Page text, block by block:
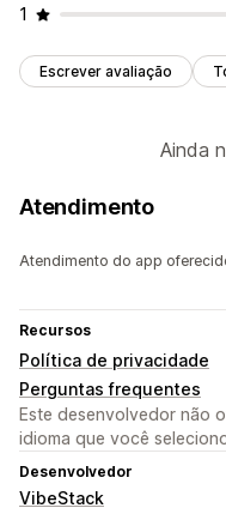
1
Escrever avaliação
Ainda
Atendimento
Atendimento do app
Recursos
Política de privacidade
Perguntas frequentes
Este desenvolvedor não
idioma que você
Desenvolvedor
VibeStack